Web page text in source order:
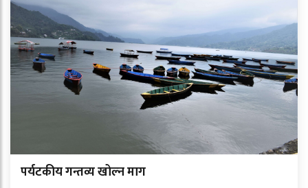
पर्यटकीय गन्तव्य खोल्न माग